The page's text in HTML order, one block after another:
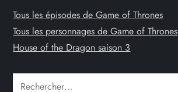
Tous les épisodes de Game of Thrones
Tous les personnages de Game of Thrones
House of the Dragon saison 3
Rechercher :